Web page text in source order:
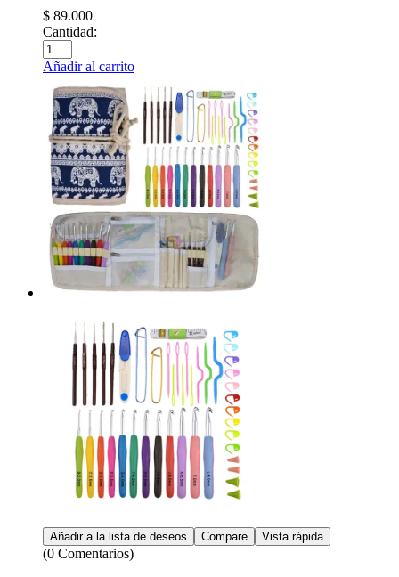
$ 89.000
Cantidad:
Añadir al carrito
Añadir a la lista de deseos Compare Vista rápida
(0 Comentarios)